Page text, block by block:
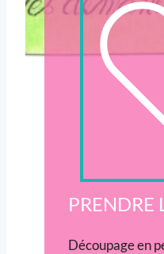
PRENDRE
Découpage en